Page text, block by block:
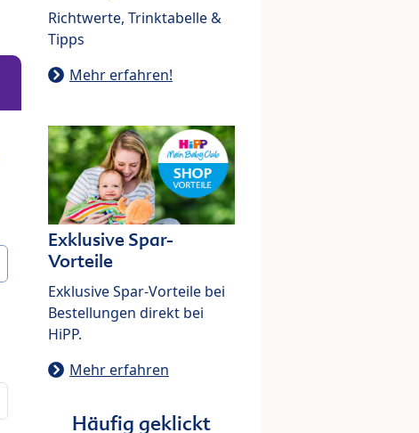
Richtwerte, Trinktabelle &
Tipps
Mehr erfahren!
Exklusive Spar-
Vorteile
Exklusive Spar-Vorteile bei
Bestellungen direkt bei
HiPP.
Mehr erfahren
Häufig geklickt